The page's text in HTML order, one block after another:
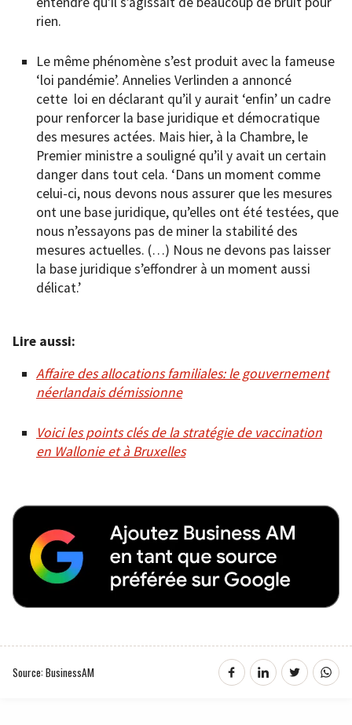
rien.
Le même phénomène s’est produit avec la fameuse
‘loi pandémie’. Annelies Verlinden a annoncé
cette loi en déclarant qu’il y aurait ‘enfin’ un cadre
pour renforcer la base juridique et démocratique
des mesures actées. Mais hier, à la Chambre, le
Premier ministre a souligné qu’il y avait un certain
danger dans tout cela. ‘Dans un moment comme
celui-ci, nous devons nous assurer que les mesures
ont une base juridique, qu’elles ont été testées, que
nous n’essayons pas de miner la stabilité des
mesures actuelles. (…) Nous ne devons pas laisser
la base juridique s’effondrer à un moment aussi
délicat.’
Lire aussi:
Affaire des allocations familiales: le gouvernement
néerlandais démissionne
Voici les points clés de la stratégie de vaccination
en Wallonie et à Bruxelles
Source: BusinessAM